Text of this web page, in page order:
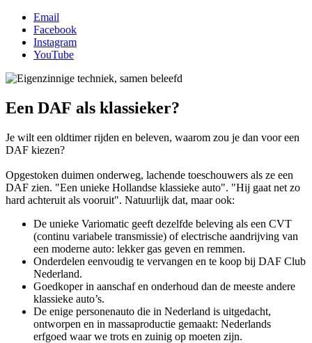
Email
Facebook
Instagram
YouTube
Een DAF als klassieker?
Je wilt een oldtimer rijden en beleven, waarom zou je dan voor een
DAF kiezen?
Opgestoken duimen onderweg, lachende toeschouwers als ze een
DAF zien. "Een unieke Hollandse klassieke auto". "Hij gaat net zo
hard achteruit als vooruit". Natuurlijk dat, maar ook:
De unieke Variomatic geeft dezelfde beleving als een CVT
(continu variabele transmissie) of electrische aandrijving van
een moderne auto: lekker gas geven en remmen.
Onderdelen eenvoudig te vervangen en te koop bij DAF Club
Nederland.
Goedkoper in aanschaf en onderhoud dan de meeste andere
klassieke auto’s.
De enige personenauto die in Nederland is uitgedacht,
ontworpen en in massaproductie gemaakt: Nederlands
erfgoed waar we trots en zuinig op moeten zijn.